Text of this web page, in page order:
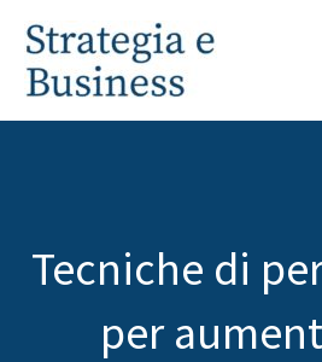
contenuto
Tecniche di
per